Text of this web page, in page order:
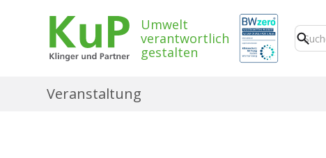
Umwelt
verantwortlich
gestalten
Veranstaltung